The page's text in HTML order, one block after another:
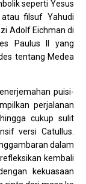
seperti Yesus
filsuf Yahudi
Adolf Eichman di
Paulus II yang
tentang Medea
puisi-
perjalanan
cukup sulit
versi Catullus.
dalam
kembali
kekuasaan